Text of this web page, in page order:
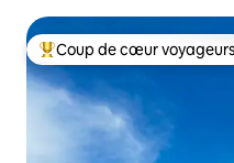
Coups de cœur voyageurs
Coup de cœur voyageurs